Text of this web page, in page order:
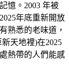
憶。2003 年被
年底重新開放
熟悉的老味道，
天地裡)在2025
熱帶的人們能感